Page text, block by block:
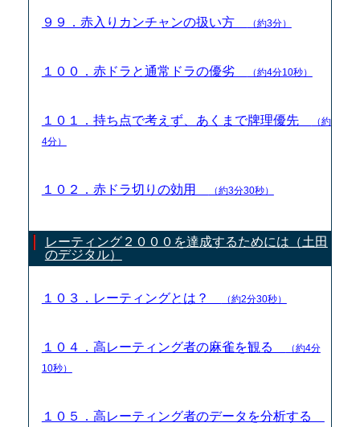
９９．赤入りカンチャンの扱い方 （約3分）
１００．赤ドラと通常ドラの優劣 （約4分10秒）
１０１．持ち点で考えず、あくまで牌理優先
（約
4分）
１０２．赤ドラ切りの効用 （約3分30秒）
レーティング２０００を達成するためには（土田
のデジタル）
１０３．レーティングとは？ （約2分30秒）
１０４．高レーティング者の麻雀を観る
（約4分
10秒）
１０５．高レーティング者のデータを分析する